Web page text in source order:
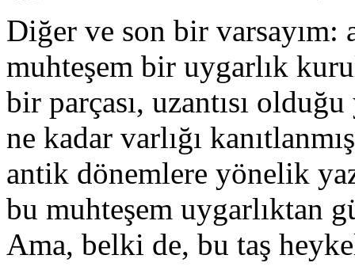
Diğer ve son bir varsayım:
muhteşem bir uygarlık
bir parçası, uzantısı
ne kadar varlığı
antik dönemlere yönelik
bu muhteşem uygarlıktan
Ama, belki de, bu taş